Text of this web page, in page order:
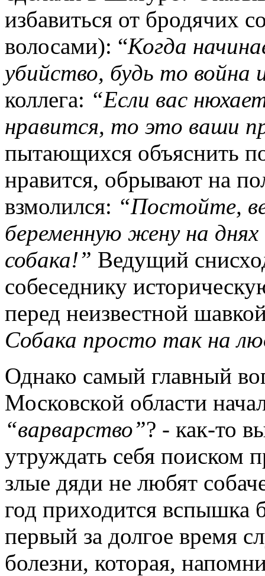
избавиться от бродячих
волосами): “Когда
убийство, будь то война
коллега: “Если вас
нравится, то это ваши
пытающихся объяснить
нравится, обрывают на
взмолился: “Постойте,
беременную жену на днях
собака!” Ведущий
собеседнику
перед неизвестной
Собака просто так на
Однако самый главный
Московской области
“варварство”? - как-то
утруждать себя поиском
злые дяди не любят
год приходится вспышка
первый за долгое время
болезни, которая,